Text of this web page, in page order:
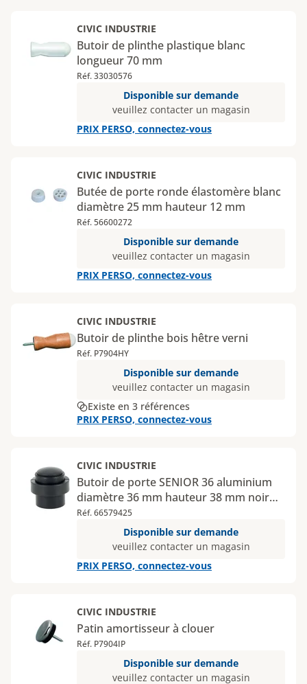
CIVIC INDUSTRIE
Butoir de plinthe plastique blanc
longueur 70 mm
Réf. 33030576
Disponible sur demande
veuillez contacter un magasin
PRIX PERSO, connectez-vous
CIVIC INDUSTRIE
Butée de porte ronde élastomère blanc
diamètre 25 mm hauteur 12 mm
Réf. 56600272
Disponible sur demande
veuillez contacter un magasin
PRIX PERSO, connectez-vous
CIVIC INDUSTRIE
Butoir de plinthe bois hêtre verni
Réf. P7904HY
Disponible sur demande
veuillez contacter un magasin
Existe en 3 références
PRIX PERSO, connectez-vous
CIVIC INDUSTRIE
Butoir de porte SENIOR 36 aluminium
diamètre 36 mm hauteur 38 mm noir
mat
Réf. 66579425
Disponible sur demande
veuillez contacter un magasin
PRIX PERSO, connectez-vous
CIVIC INDUSTRIE
Patin amortisseur à clouer
Réf. P7904IP
Disponible sur demande
veuillez contacter un magasin